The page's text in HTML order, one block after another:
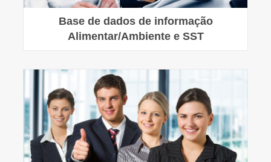
Base de dados de informação
Alimentar/Ambiente e SST